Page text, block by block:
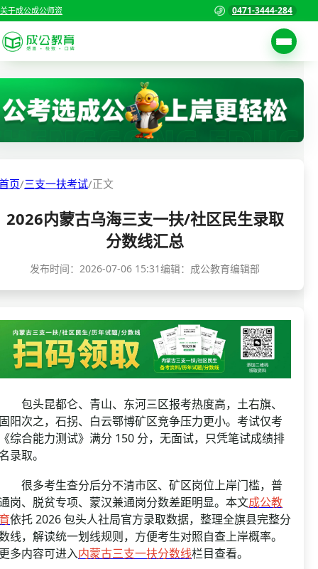
关于成公成公师资 0471-3444-284
考试公告
职位表
准考证打印
成绩查询
分数线
资格复审
面试补录
历年真题
首页
国家公务员考试
三支一扶考试
警察/辅警考试
国企/银行考试
页/三支一扶考试/正文
2026内蒙古乌海三支一扶/社区民生录取
分数线汇总
发布时间： 2026-07-06 15:31编辑：成公教育编辑部
头昆都仑、青山、东河三区报考热度高，土右旗、
阳次之，石拐、白云鄂博矿区竞争压力更小。考试仅考
综合能力测试》满分 150 分，无面试，只凭笔试成绩排
录取。
多考生查分后分不清市区、矿区岗位上岸门槛，普
岗、脱贫专项、蒙汉兼通岗分数差距明显。本文成公教
依托 2026 包头人社局官方录取数据，整理全旗县完整分
线，解读统一划线规则，方便考生对照自查上岸概率。
多内容可进入内蒙古三支一扶分数线栏目查看。